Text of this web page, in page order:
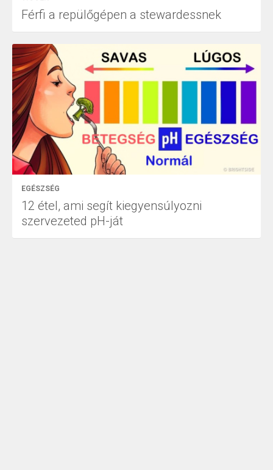
Férfi a repülőgépen a stewardessnek
EGÉSZSÉG
12 étel, ami segít kiegyensúlyozni
szervezeted pH-ját